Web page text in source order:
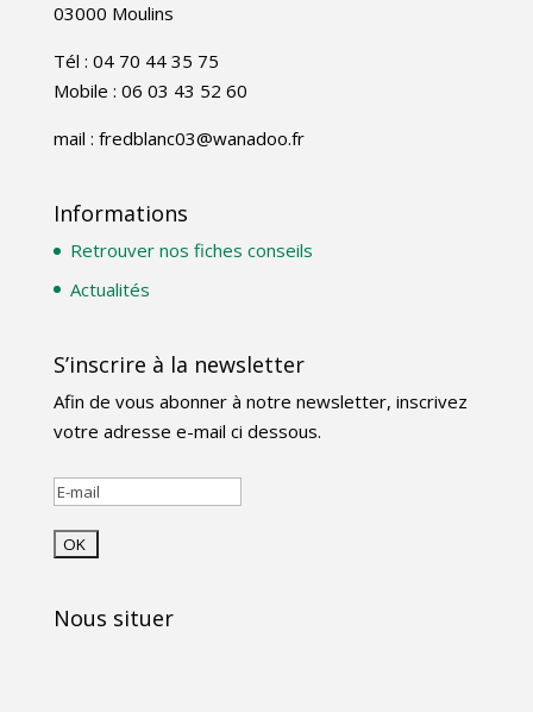
03000 Moulins
Tél : 04 70 44 35 75
Mobile : 06 03 43 52 60
mail : fredblanc03@wanadoo.fr
Informations
Retrouver nos fiches conseils
Actualités
S’inscrire à la newsletter
Afin de vous abonner à notre newsletter, inscrivez
votre adresse e-mail ci dessous.
Nous situer